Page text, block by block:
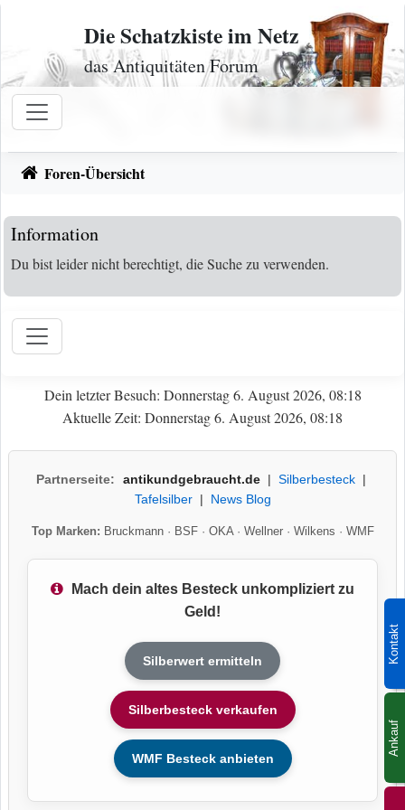
Kontakt
Ankauf
Zum Inhalt
Die Schatzkiste im Netz
das Antiquitäten Forum
Foren-Übersicht
Information
Du bist leider nicht berechtigt, die Suche zu verwenden.
Dein letzter Besuch: Donnerstag 6. August 2026, 08:18
Aktuelle Zeit: Donnerstag 6. August 2026, 08:18
Partnerseite: antikundgebraucht.de| Silberbesteck|
Tafelsilber| News Blog
Top Marken: Bruckmann· BSF· OKA· Wellner· Wilkens · WMF
Mach dein altes Besteck unkompliziert zu
Geld!
Silberwert ermitteln
Silberbesteck verkaufen
WMF Besteck anbieten